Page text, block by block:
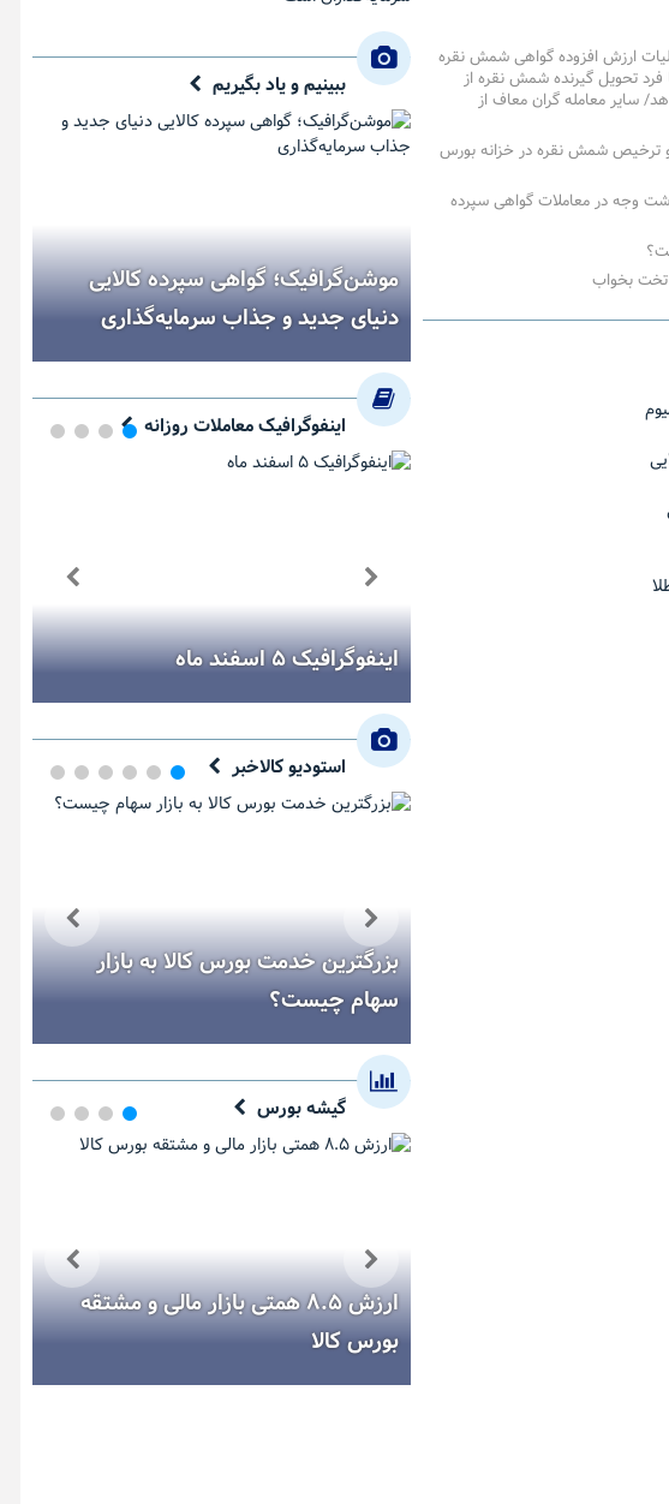
ارزش افزوده گواهی شمش نقره
فرد تحویل گیرنده شمش نقره از
سایر معامله گران معاف از
و ترخیص شمش نقره در خزانه بورس
وجه در معاملات گواهی سپرده
ببینیم و یاد بگیریم
موشن‌گرافیک؛ گواهی سپرده کالایی
دنیای جدید و جذاب سرمایه‌گذاری
اینفوگرافیک معاملات روزانه
اینفوگرافیک ۵ اسفند ماه
استودیو کالاخبر
بزرگترین خدمت بورس کالا به بازار
سهام چیست؟
گیشه بورس
ارزش ۸.۵ همتی بازار مالی و مشتقه
بورس کالا